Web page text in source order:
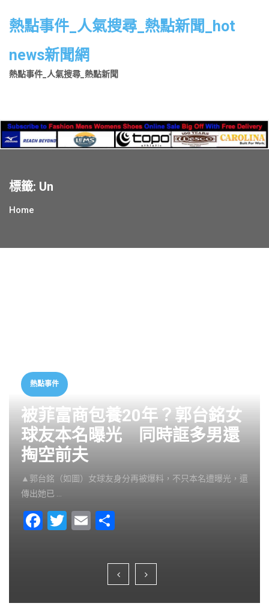
熱點事件_人氣搜尋_熱點新聞_hot
news新聞網
熱點事件_人氣搜尋_熱點新聞
標籤: Un
Home
熱點事件
被菲富商包養20年？郭台銘女
球友本名曝光 同時誆多男還
掏空前夫
▲郭台銘（如圖）女球友身分再被爆料，不只本名遭曝光，還
傳出她已 …
F
b
T
E
ar
e